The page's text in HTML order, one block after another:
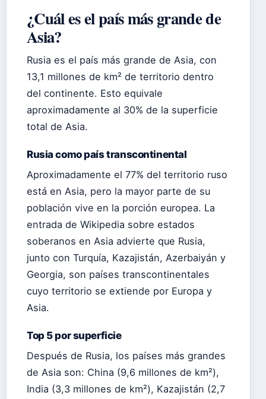
¿Cuál es el país más grande de
Asia?
Rusia es el país más grande de Asia, con
13,1 millones de km² de territorio dentro
del continente. Esto equivale
aproximadamente al 30% de la superficie
total de Asia.
Rusia como país transcontinental
Aproximadamente el 77% del territorio ruso
está en Asia, pero la mayor parte de su
población vive en la porción europea. La
entrada de Wikipedia sobre estados
soberanos en Asia advierte que Rusia,
junto con Turquía, Kazajistán, Azerbaiyán y
Georgia, son países transcontinentales
cuyo territorio se extiende por Europa y
Asia.
Top 5 por superficie
Después de Rusia, los países más grandes
de Asia son: China (9,6 millones de km²),
India (3,3 millones de km²), Kazajistán (2,7